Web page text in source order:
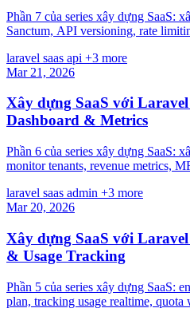
Phần 7 của series xây dựng SaaS:
Sanctum, API versioning, rate
laravel saas api +3 more
Mar 21, 2026
Xây dựng SaaS với
Dashboard & Metrics
Phần 6 của series xây dựng SaaS:
monitor tenants, revenue metrics,
laravel saas admin +3 more
Mar 20, 2026
Xây dựng SaaS với
& Usage Tracking
Phần 5 của series xây dựng SaaS:
plan, tracking usage realtime, quota